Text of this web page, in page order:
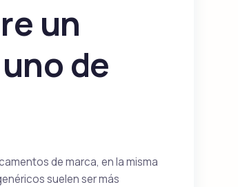
un
de
de marca, en la misma
suelen ser más